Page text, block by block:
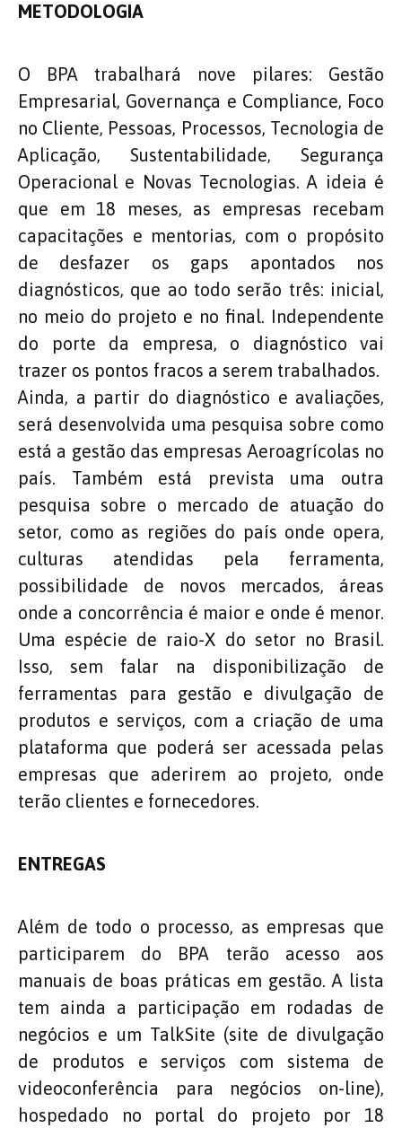
METODOLOGIA
O BPA trabalhará nove pilares: Gestão
Empresarial, Governança e Compliance, Foco
no Cliente, Pessoas, Processos, Tecnologia de
Aplicação, Sustentabilidade, Segurança
Operacional e Novas Tecnologias. A ideia é
que em 18 meses, as empresas recebam
capacitações e mentorias, com o propósito
de desfazer os gaps apontados nos
diagnósticos, que ao todo serão três: inicial,
no meio do projeto e no final. Independente
do porte da empresa, o diagnóstico vai
trazer os pontos fracos a serem trabalhados.
Ainda, a partir do diagnóstico e avaliações,
será desenvolvida uma pesquisa sobre como
está a gestão das empresas Aeroagrícolas no
país. Também está prevista uma outra
pesquisa sobre o mercado de atuação do
setor, como as regiões do país onde opera,
culturas atendidas pela ferramenta,
possibilidade de novos mercados, áreas
onde a concorrência é maior e onde é menor.
Uma espécie de raio-X do setor no Brasil.
Isso, sem falar na disponibilização de
ferramentas para gestão e divulgação de
produtos e serviços, com a criação de uma
plataforma que poderá ser acessada pelas
empresas que aderirem ao projeto, onde
terão clientes e fornecedores.
ENTREGAS
Além de todo o processo, as empresas que
participarem do BPA terão acesso aos
manuais de boas práticas em gestão. A lista
tem ainda a participação em rodadas de
negócios e um TalkSite (site de divulgação
de produtos e serviços com sistema de
videoconferência para negócios on-line),
hospedado no portal do projeto por 18